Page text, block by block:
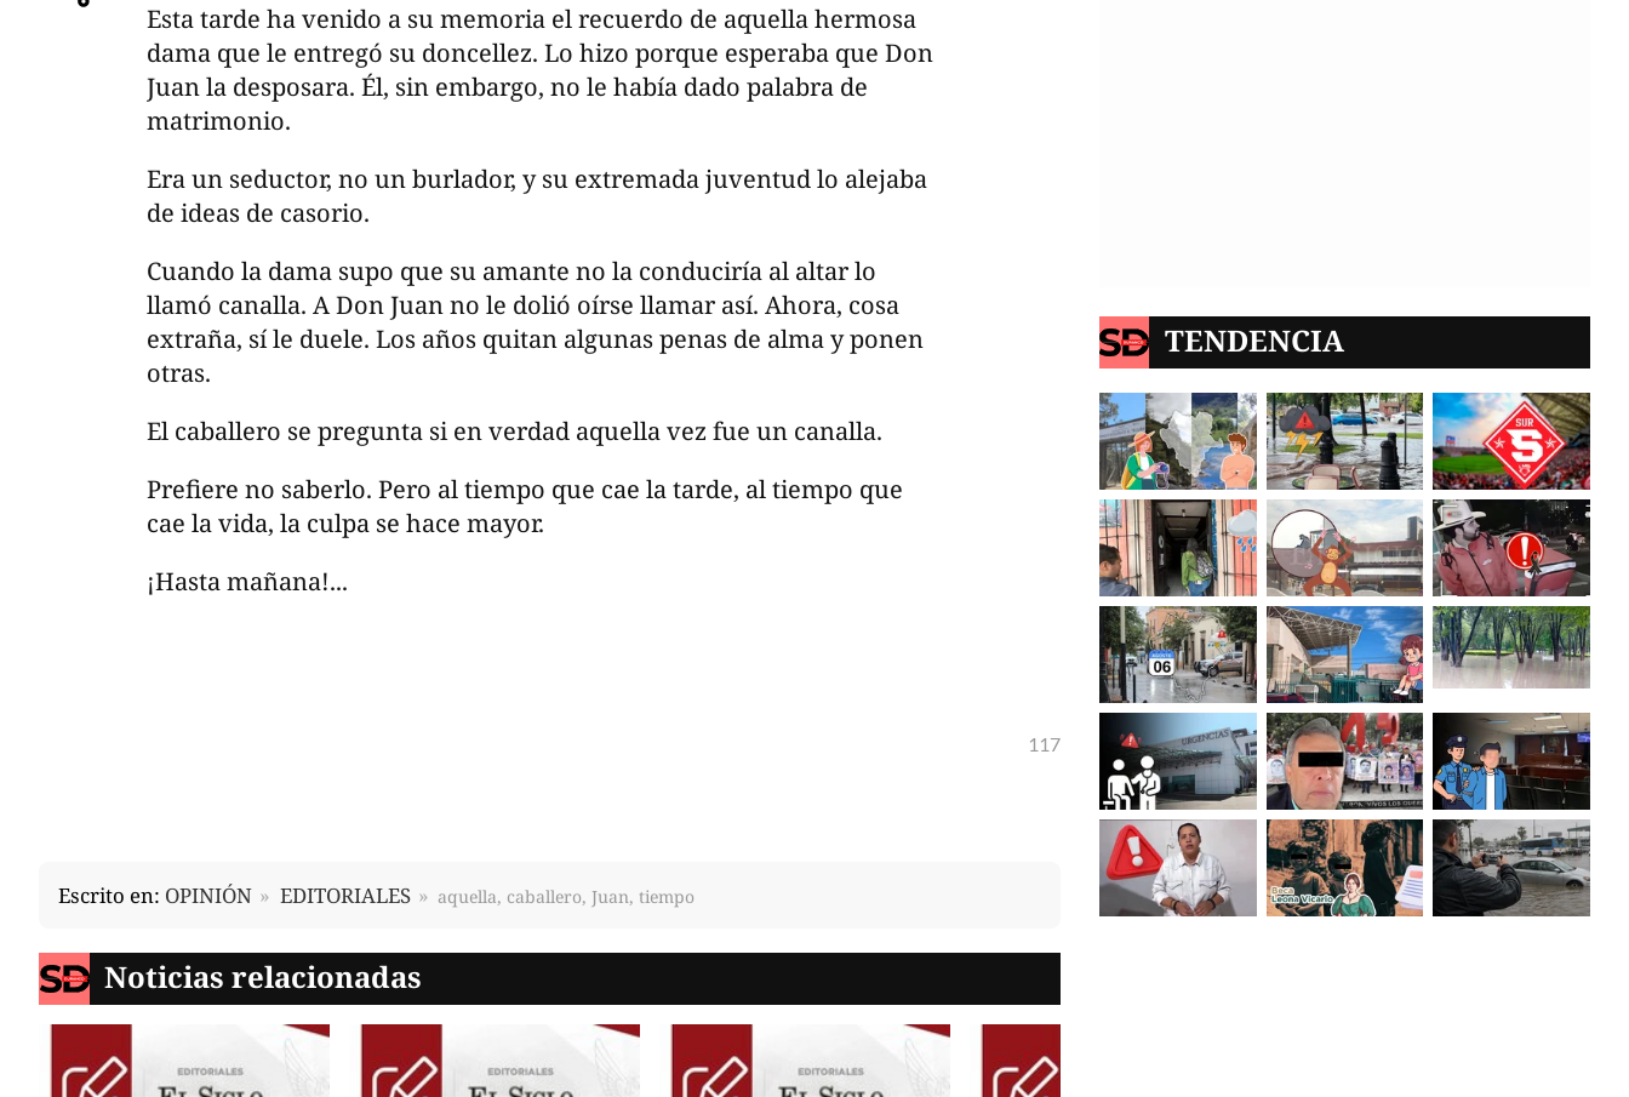
comparte
Esta tarde ha venido a su memoria el recuerdo de aquella hermosa
dama que le entregó su doncellez. Lo hizo porque esperaba que Don
Juan la desposara. Él, sin embargo, no le había dado palabra de
matrimonio.
Era un seductor, no un burlador, y su extremada juventud lo alejaba
de ideas de casorio.
Cuando la dama supo que su amante no la conduciría al altar lo
llamó canalla. A Don Juan no le dolió oírse llamar así. Ahora, cosa
extraña, sí le duele. Los años quitan algunas penas de alma y ponen
otras.
El caballero se pregunta si en verdad aquella vez fue un canalla.
Prefiere no saberlo. Pero al tiempo que cae la tarde, al tiempo que
cae la vida, la culpa se hace mayor.
¡Hasta mañana!...
117
Escrito en: OPINIÓN EDITORIALES aquella, caballero, Juan, tiempo
Noticias relacionadas
TENDENCIA